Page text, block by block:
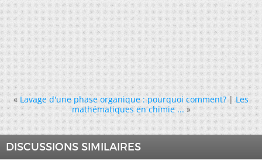
« Lavage d'une phase organique : pourquoi comment?|Les
mathématiques en chimie ... »
DISCUSSIONS SIMILAIRES